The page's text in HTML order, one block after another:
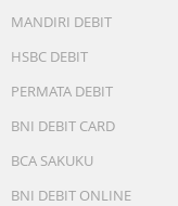
Dimensi
Berat
Lainnya
MANDIRI DEBIT
HSBC DEBIT
PERMATA DEBIT
BNI DEBIT CARD
BCA SAKUKU
BNI DEBIT ONLINE